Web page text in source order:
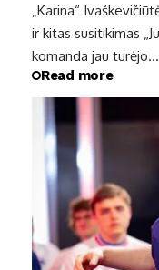
„Karina“
ir kitas susitikimas
komanda jau turėjo…
Read more